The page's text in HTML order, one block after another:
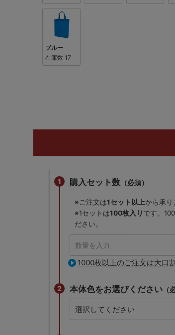
ブルー
在庫数 17
購入セット数（必須）
※ご注文は1セット以上から承り
※1セットは100枚入り です。
ださい。
1000枚以上のご注文は大口
本体色をお選びください（